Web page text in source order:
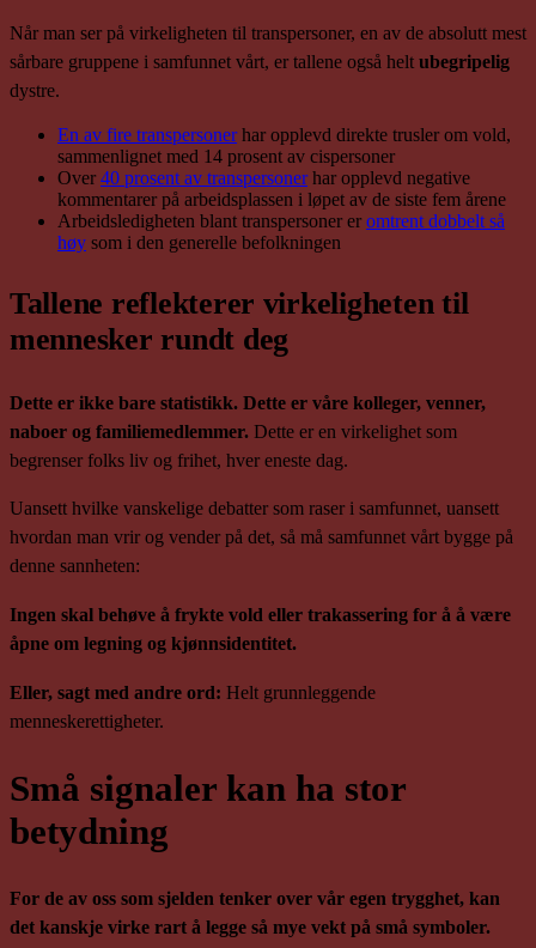
Når man ser på virkeligheten til transpersoner, en av de absolutt mest
sårbare gruppene i samfunnet vårt, er tallene også helt ubegripelig
dystre.
En av fire transpersonerhar opplevd direkte trusler om vold,
sammenlignet med 14 prosent av cispersoner
Over 40 prosent av transpersonerhar opplevd negative
kommentarer på arbeidsplassen i løpet av de siste fem årene
Arbeidsledigheten blant transpersoner er omtrent dobbelt så
høy som i den generelle befolkningen
Tallene reflekterer virkeligheten til
mennesker rundt deg
Dette er ikke bare statistikk. Dette er våre kolleger, venner,
naboer og familiemedlemmer. Dette er en virkelighet som
begrenser folks liv og frihet, hver eneste dag.
Uansett hvilke vanskelige debatter som raser i samfunnet, uansett
hvordan man vrir og vender på det, så må samfunnet vårt bygge på
denne sannheten:
Ingen skal behøve å frykte vold eller trakassering for å å være
åpne om legning og kjønnsidentitet.
Eller, sagt med andre ord: Helt grunnleggende
menneskerettigheter.
Små signaler kan ha stor
betydning
For de av oss som sjelden tenker over vår egen trygghet, kan
det kanskje virke rart å legge så mye vekt på små symboler.